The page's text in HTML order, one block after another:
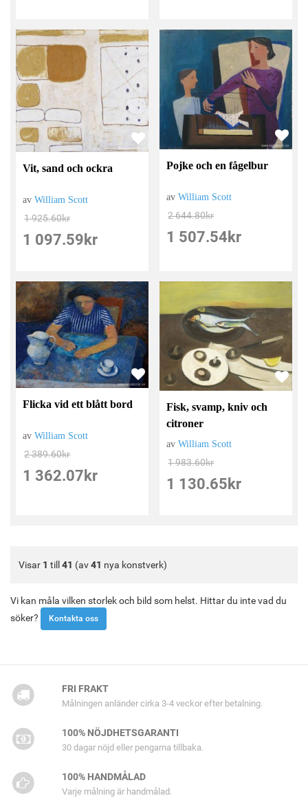
Vit, sand och ockra
avWilliam Scott
1 925.60kr
1 097.59 kr
Pojke och en fågelbur
avWilliam Scott
2 644.80kr
1 507.54 kr
Flicka vid ett blått bord
avWilliam Scott
2 389.60kr
1 362.07 kr
Fisk, svamp, kniv och
citroner
avWilliam Scott
1 983.60kr
1 130.65 kr
Visar 1 till 41 (av41 nya konstverk)
Vi kan måla vilken storlek och bild som helst. Hittar du inte vad du
söker?
Kontakta oss
FRI FRAKT
Målningen anländer cirka 3-4 veckor efter betalning.
100% NÖJDHETSGARANTI
30 dagar nöjd eller pengarna tillbaka.
100% HANDMÅLAD
Varje målning är handmålad.